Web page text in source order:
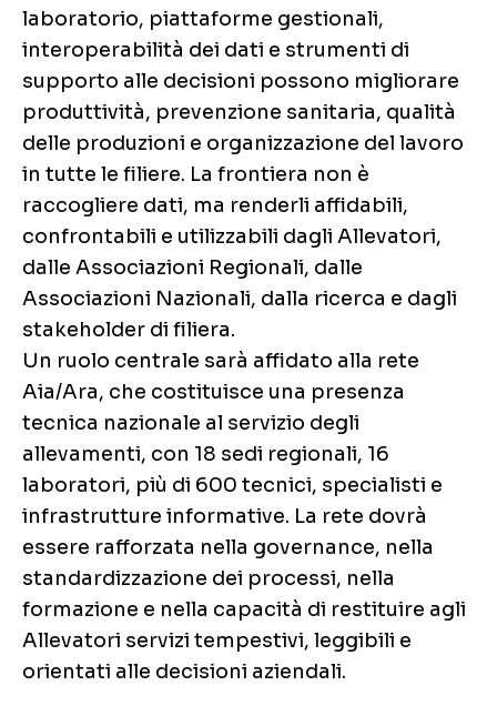
laboratorio, piattaforme gestionali,
interoperabilità dei dati e strumenti di
supporto alle decisioni possono migliorare
produttività, prevenzione sanitaria, qualità
delle produzioni e organizzazione del lavoro
in tutte le filiere. La frontiera non è
raccogliere dati, ma renderli affidabili,
confrontabili e utilizzabili dagli Allevatori,
dalle Associazioni Regionali, dalle
Associazioni Nazionali, dalla ricerca e dagli
stakeholder di filiera.
Un ruolo centrale sarà affidato alla rete
Aia/Ara, che costituisce una presenza
tecnica nazionale al servizio degli
allevamenti, con 18 sedi regionali, 16
laboratori, più di 600 tecnici, specialisti e
infrastrutture informative. La rete dovrà
essere rafforzata nella governance, nella
standardizzazione dei processi, nella
formazione e nella capacità di restituire agli
Allevatori servizi tempestivi, leggibili e
orientati alle decisioni aziendali.